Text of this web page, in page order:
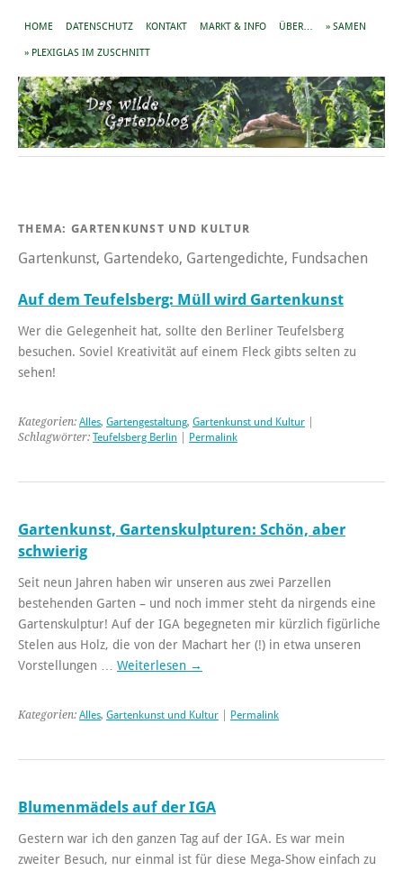
HOME DATENSCHUTZ KONTAKT MARKT & INFO ÜBER… » SAMEN
» PLEXIGLAS IM ZUSCHNITT
THEMA: GARTENKUNST UND KULTUR
Gartenkunst, Gartendeko, Gartengedichte, Fundsachen
Auf dem Teufelsberg: Müll wird Gartenkunst
Wer die Gelegenheit hat, sollte den Berliner Teufelsberg
besuchen. Soviel Kreativität auf einem Fleck gibts selten zu
sehen!
Kategorien: Alles, Gartengestaltung, Gartenkunst und Kultur
Schlagwörter: Teufelsberg Berlin Permalink
Gartenkunst, Gartenskulpturen: Schön, aber
schwierig
Seit neun Jahren haben wir unseren aus zwei Parzellen
bestehenden Garten – und noch immer steht da nirgends eine
Gartenskulptur! Auf der IGA begegneten mir kürzlich figürliche
Stelen aus Holz, die von der Machart her (!) in etwa unseren
Vorstellungen … Weiterlesen →
Kategorien: Alles, Gartenkunst und Kultur Permalink
Blumenmädels auf der IGA
Gestern war ich den ganzen Tag auf der IGA. Es war mein
zweiter Besuch, nur einmal ist für diese Mega-Show einfach zu